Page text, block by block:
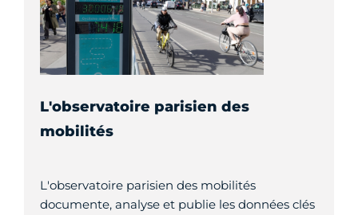
L'observatoire parisien des
mobilités
L'observatoire parisien des mobilités
documente, analyse et publie les données clés